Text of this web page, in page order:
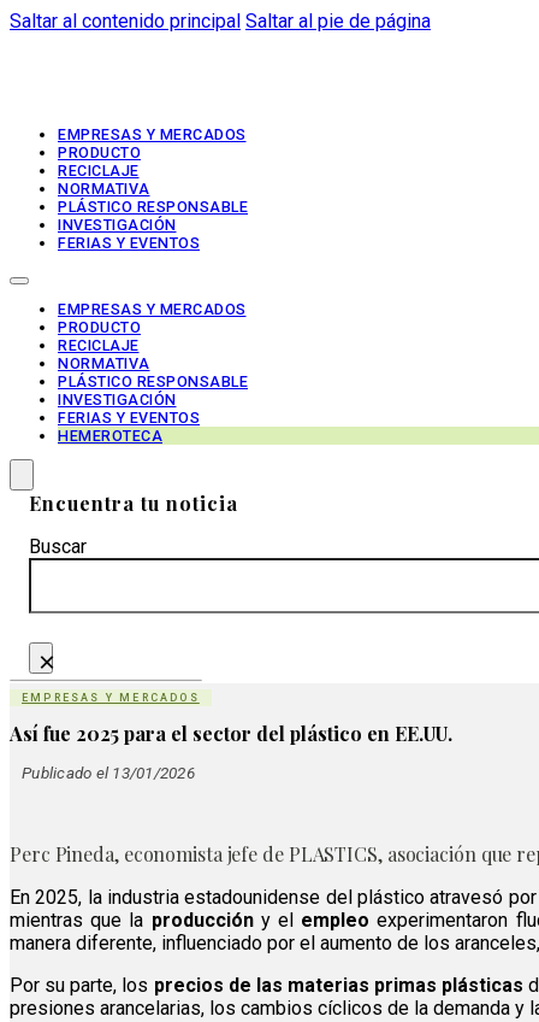
Saltar al contenido principal Saltar al pie de página
EMPRESAS Y MERCADOS
PRODUCTO
RECICLAJE
NORMATIVA
PLÁSTICO RESPONSABLE
INVESTIGACIÓN
FERIAS Y EVENTOS
EMPRESAS Y MERCADOS
PRODUCTO
RECICLAJE
NORMATIVA
PLÁSTICO RESPONSABLE
INVESTIGACIÓN
FERIAS Y EVENTOS
HEMEROTECA
Encuentra tu noticia
Buscar
×
EMPRESAS Y MERCADOS
Así fue 2025 para el sector del plástico en EE.UU.
Publicado el 13/01/2026
Perc Pineda, economista jefe de PLASTICS, asociación que
En 2025, la industria estadounidense del plástico atravesó
mientras que la produccióny el empleo experimentaron
manera diferente, influenciado por el aumento de los
Por su parte, los precios de las materias primas plásticas
presiones arancelarias, los cambios cíclicos de la demanda